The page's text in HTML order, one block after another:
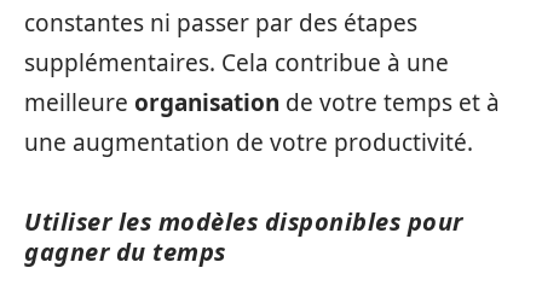
constantes ni passer par des étapes
supplémentaires. Cela contribue à une
meilleure organisation de votre temps et à
une augmentation de votre productivité.
Utiliser les modèles disponibles pour
gagner du temps